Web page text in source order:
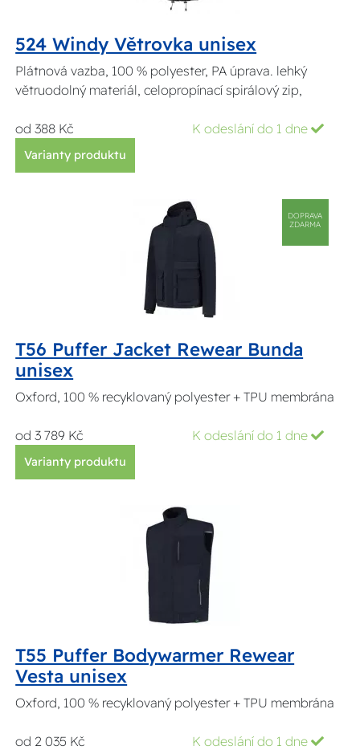
524 Windy Větrovka unisex
Plátnová vazba, 100 % polyester, PA úprava. lehký
větruodolný materiál, celopropínací spirálový zip,
od 388 Kč K odeslání do 1 dne
Varianty produktu
DOPRAVA
ZDARMA
T56 Puffer Jacket Rewear Bunda
unisex
Oxford, 100 % recyklovaný polyester + TPU membrána
od 3 789 Kč K odeslání do 1 dne
Varianty produktu
T55 Puffer Bodywarmer Rewear
Vesta unisex
Oxford, 100 % recyklovaný polyester + TPU membrána
od 2 035 Kč K odeslání do 1 dne